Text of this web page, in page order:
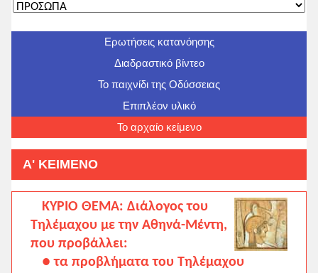
Ερωτήσεις κατανόησης
Διαδραστικό βίντεο
Το παιχνίδι της Οδύσσειας
Επιπλέον υλικό
Το αρχαίο κείμενο
Α' ΚΕΙΜΕΝΟ
ΚΥΡΙΟ ΘΕΜΑ: Διάλογος του
Τηλέμαχου με την Αθηνά-Μέντη,
που προβάλλει:
● τα προβλήματα του Τηλέμαχου